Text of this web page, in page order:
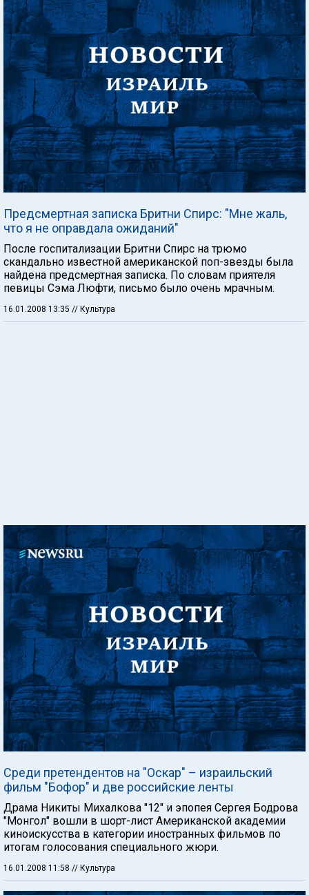
Предсмертная записка Бритни Спирс: "Мне жаль,
что я не оправдала ожиданий"
После госпитализации Бритни Спирс на трюмо
скандально известной американской поп-звезды была
найдена предсмертная записка. По словам приятеля
певицы Сэма Люфти, письмо было очень мрачным.
16.01.2008 13:35 // Культура
Среди претендентов на "Оскар" – израильский
фильм "Бофор" и две российские ленты
Драма Никиты Михалкова "12" и эпопея Сергея Бодрова
"Монгол" вошли в шорт-лист Американской академии
киноискусства в категории иностранных фильмов по
итогам голосования специального жюри.
16.01.2008 11:58 // Культура